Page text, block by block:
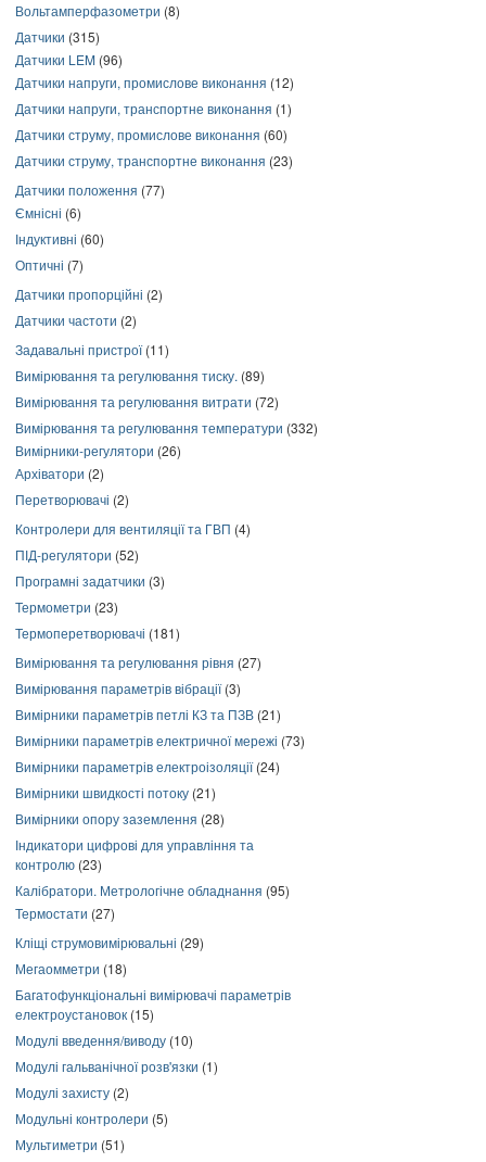
Вольтамперфазометри (8)
Датчики (315)
Датчики LEM (96)
Датчики напруги, промислове виконання (12)
Датчики напруги, транспортне виконання (1)
Датчики струму, промислове виконання (60)
Датчики струму, транспортне виконання (23)
Датчики положення (77)
Ємнісні (6)
Індуктивні (60)
Оптичні (7)
Датчики пропорційні (2)
Датчики частоти (2)
Задавальні пристрої(11)
Вимірювання та регулювання тиску. (89)
Вимірювання та регулювання витрати (72)
Вимірювання та регулювання температури (332)
Вимірники-регулятори (26)
Архіватори (2)
Перетворювачі (2)
Контролери для вентиляції та ГВП (4)
ПІД-регулятори (52)
Програмні задатчики (3)
Термометри (23)
Термоперетворювачі (181)
Вимірювання та регулювання рівня (27)
Вимірювання параметрів вібрації(3)
Вимірники параметрів петлі КЗ та ПЗВ (21)
Вимірники параметрів електричної мережі (73)
Вимірники параметрів електроізоляції(24)
Вимірники швидкості потоку (21)
Вимірники опору заземлення (28)
Індикатори цифрові для управління та
контролю (23)
Калібратори. Метрологічне обладнання (95)
Термостати (27)
Кліщі струмовимірювальні (29)
Мегаомметри (18)
Багатофункціональні вимірювачі параметрів
електроустановок (15)
Модулі введення/виводу (10)
Модулі гальванічної розв'язки (1)
Модулі захисту (2)
Модульні контролери (5)
Мультиметри (51)